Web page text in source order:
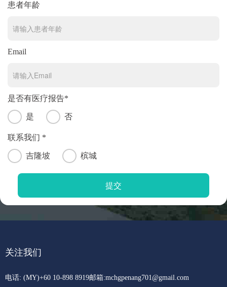
患者年龄
Email
是否有医疗报告*
是 否
联系我们 *
吉隆坡 槟城
关注我们
电话: (MY)+60 10-898 8919邮箱:mchgpenang701@gmail.com